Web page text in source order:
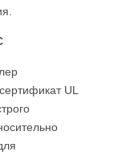
UL